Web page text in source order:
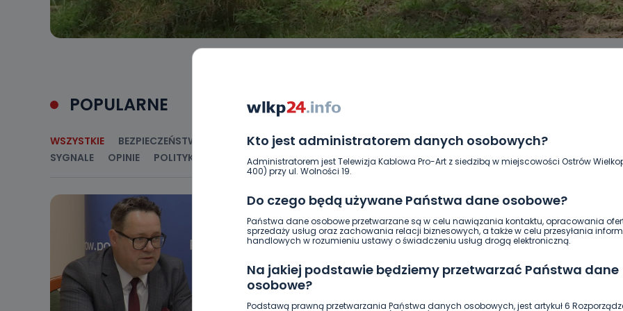
Kto jest administratorem danych osobowych?
Administratorem jest Telewizja Kablowa Pro-Art z siedzibą w miejscowości Ostrów
400) przy ul. Wolności 19.
Do czego będą używane Państwa dane osobowe?
Państwa dane osobowe przetwarzane są w celu nawiązania kontaktu, opracowania
sprzedaży usług oraz zachowania relacji biznesowych, a także w celu przesyłania
handlowych w rozumieniu ustawy o świadczeniu usług drogą elektroniczną.
Na jakiej podstawie będziemy przetwarzać Państwa dane
osobowe?
Podstawą prawną przetwarzania Państwa danych osobowych, jest artykuł 6
POPULARNE
WSZYSTKIE BEZPIECZEŃSTWO CIEKAWOSTKI EDUKACJA GOSPODARKA I FINANSE HISTORIA
SYGNALE
OPINIE POLITYKA RELIGIA SAMORZĄD ŚRODOWISKO WASZE INFO WSZYSTKICH ŚWIĘTYCH